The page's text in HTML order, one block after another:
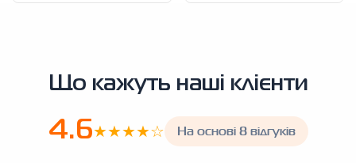
Що кажуть наші клієнти
4.6★★★★☆ На основі 8 відгуків